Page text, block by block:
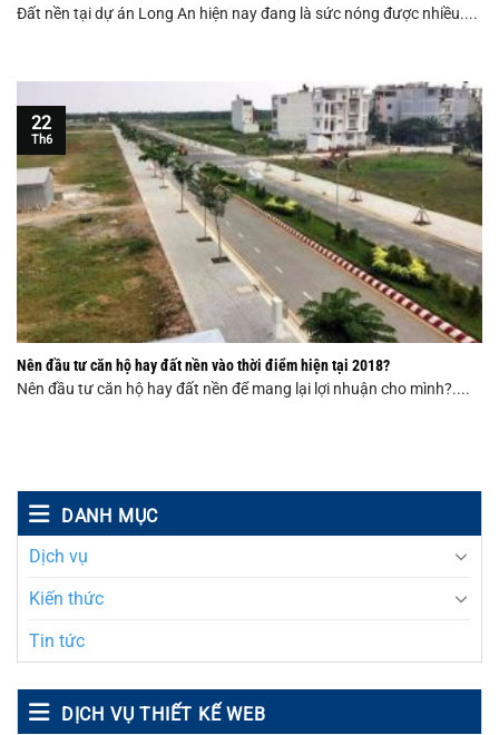
DANH MỤC
Dịch vụ
Kiến thức
Tin tức
DỊCH VỤ THIẾT KẾ WEB
Đất nền tại dự án Long An hiện nay đang là sức nóng được nhiều....
Nên đầu tư căn hộ hay đất nền vào thời điểm hiện tại 2018?
Nên đầu tư căn hộ hay đất nền để mang lại lợi nhuận cho mình?....
22
Th6